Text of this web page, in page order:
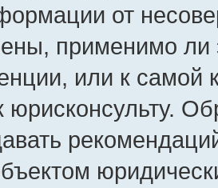
от
применимо ли
или к самой